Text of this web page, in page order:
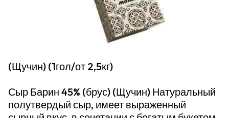
(Щучин) (1гол/от 2,5кг)
Сыр Барин 45% (брус) (Щучин) Натуральный
полутвердый сыр, имеет выраженный